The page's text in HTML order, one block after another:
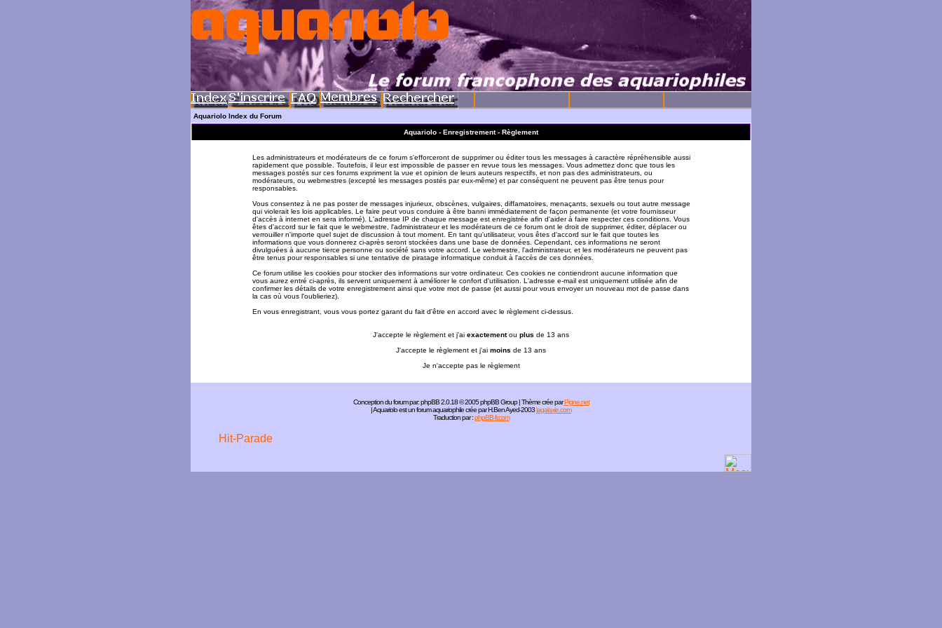
Aquariolo Index du Forum
Aquariolo - Enregistrement - Règlement
Les administrateurs et modérateurs de ce forum s'efforceront de supprimer ou éditer tous les messages à caractère répréhensible aussi
rapidement que possible. Toutefois, il leur est impossible de passer en revue tous les messages. Vous admettez donc que tous les
messages postés sur ces forums expriment la vue et opinion de leurs auteurs respectifs, et non pas des administrateurs, ou
modérateurs, ou webmestres (excepté les messages postés par eux-même) et par conséquent ne peuvent pas être tenus pour
responsables.
Vous consentez à ne pas poster de messages injurieux, obscènes, vulgaires, diffamatoires, menaçants, sexuels ou tout autre message
qui violerait les lois applicables. Le faire peut vous conduire à être banni immédiatement de façon permanente (et votre fournisseur
d'accès à internet en sera informé). L'adresse IP de chaque message est enregistrée afin d'aider à faire respecter ces conditions. Vous
êtes d'accord sur le fait que le webmestre, l'administrateur et les modérateurs de ce forum ont le droit de supprimer, éditer, déplacer ou
verrouiller n'importe quel sujet de discussion à tout moment. En tant qu'utilisateur, vous êtes d'accord sur le fait que toutes les
informations que vous donnerez ci-après seront stockées dans une base de données. Cependant, ces informations ne seront
divulguées à aucune tierce personne ou société sans votre accord. Le webmestre, l'administrateur, et les modérateurs ne peuvent pas
être tenus pour responsables si une tentative de piratage informatique conduit à l'accès de ces données.
Ce forum utilise les cookies pour stocker des informations sur votre ordinateur. Ces cookies ne contiendront aucune information que
vous aurez entré ci-après, ils servent uniquement à améliorer le confort d'utilisation. L'adresse e-mail est uniquement utilisée afin de
confirmer les détails de votre enregistrement ainsi que votre mot de passe (et aussi pour vous envoyer un nouveau mot de passe dans
la cas où vous l'oublieriez).
En vous enregistrant, vous vous portez garant du fait d'être en accord avec le règlement ci-dessus.
J'accepte le règlement et j'ai exactementou plus de 13 ans
J'accepte le règlement et j'ai moins de 13 ans
Je n'accepte pas le règlement
Conception du forum par:phpBB2.0.18 © 2005 phpBB Group | Thème crée parPigne.net
| Aquariolo est un forum aquariophile crée par H.Ben Ayed-2003lagalaxie.com
Traduction par :phpBB-fr.com